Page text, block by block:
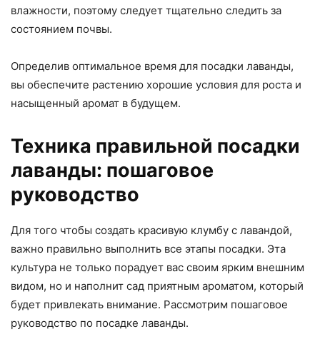
влажности, поэтому следует тщательно следить за
состоянием почвы.
Определив оптимальное время для посадки лаванды,
вы обеспечите растению хорошие условия для роста и
насыщенный аромат в будущем.
Техника правильной посадки
лаванды: пошаговое
руководство
Для того чтобы создать красивую клумбу с лавандой,
важно правильно выполнить все этапы посадки. Эта
культура не только порадует вас своим ярким внешним
видом, но и наполнит сад приятным ароматом, который
будет привлекать внимание. Рассмотрим пошаговое
руководство по посадке лаванды.